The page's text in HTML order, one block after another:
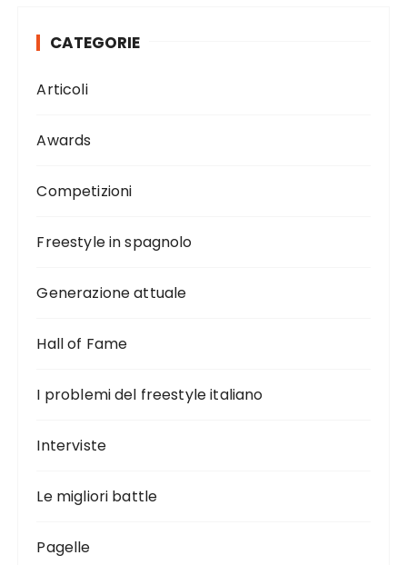
CATEGORIE
Articoli
Awards
Competizioni
Freestyle in spagnolo
Generazione attuale
Hall of Fame
I problemi del freestyle italiano
Interviste
Le migliori battle
Pagelle